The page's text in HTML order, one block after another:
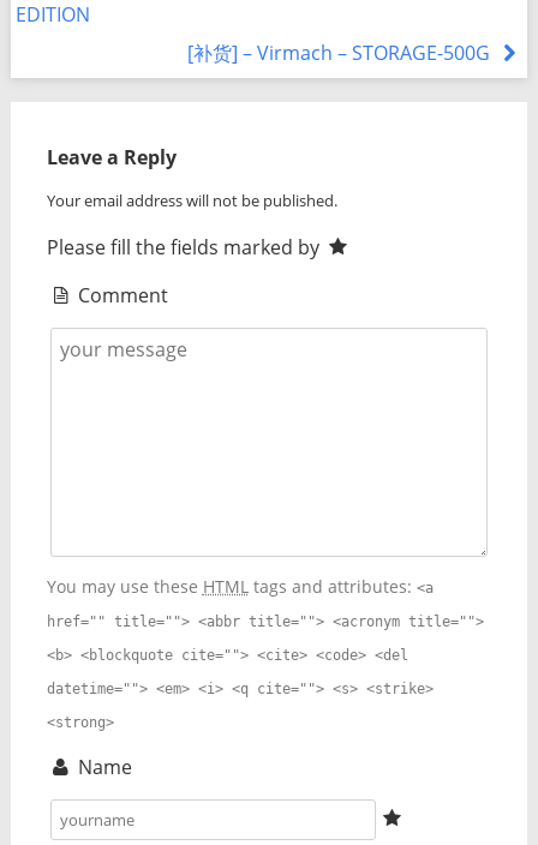
EDITION
[补货] – Virmach – STORAGE-500G
Leave a Reply
Your email address will not be published.
Please fill the fields marked by
Comment
You may use these HTMLtags and attributes: <a
href="" title=""> <abbr title=""> <acronym title="">
<b> <blockquote cite=""> <cite> <code> <del
datetime=""> <em> <i> <q cite=""> <s> <strike>
<strong>
Name